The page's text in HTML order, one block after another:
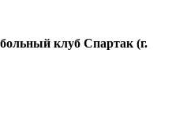
клуб Спартак (г.